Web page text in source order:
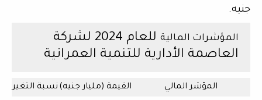
جنيه.
المؤشرات المالية
للعام 2024 لشركة
العاصمة الأدارية للتنمية العمرانية
المؤشر المالي القيمة (مليار جنيه) نسبة التغير